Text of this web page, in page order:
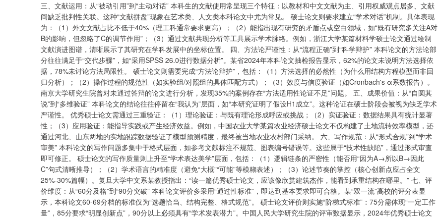
三、文献运用：从“被动引用”到“主动对话” 本科生的文献使用常呈现三个特征：以教材和中文文献为主、引用权威观点居多、文献
间缺乏批判性关联。这种“文献拼盘”现象在艺术类、人文类本科论文中尤为常见。 硕士论文则要求建立“学术对话”机制。具体表现
为：（1）外文文献占比不低于40%（理工科通常要求更高）；（2）能指出现有研究的矛盾点或空白领域，如“既有研究多关注A对
B的影响，但忽略了C的调节作用”；（3）通过文献共现分析等工具展示学术脉络。例如，浙江大学某篇材料学硕士论文通过绘制
文献演进图谱，清晰展示了其研究在学科发展中的坐标位置。 四、方法论严谨性：从“流程正确”到“科学辩护” 本科论文的方法论部
分往往满足于“交代步骤”，如“采用SPSS 26.0进行数据分析”。某省2024年本科论文抽检报告显示，62%的论文未说明方法选择依
据，78%未讨论方法局限性。 硕士论文则需要完成“方法论辩护”，包括：（1）方法选择的必然性（为什么用结构方程模型而非回
归分析）；（2）操作过程的规范性（如实验组/对照组的具体匹配方式）；（3）效度与信度验证（如Cronbach's α系数报告）。
南京大学研究生院曾对未通过答辩的论文进行分析，发现35%的案例存在“方法适用性论证不足”问题。 五、成果价值：从“自圆其
说”到“多维验证” 本科论文的结论往往停留在“我认为”层面，如“本研究证明了假设H1成立”。这种论证在硕士阶段会被视为缺乏学术
严谨性。 优秀硕士论文需通过三重验证：（1）理论验证：与既有理论形成呼应或挑战；（2）实证验证：数据结果具有统计显著
性；（3）应用验证：能指导实践或产生经济效益。例如，中国农业大学某篇农业经济硕士论文不仅构建了土地流转效率模型，还
通过河北、山东两地的实地跟踪数据验证了模型预测精度，最终被当地农业农村部门采纳。 六、写作规范：从“形式合规”到“学术
审美” 本科论文的写作问题多集中于格式层面，如参考文献标注不规范、图表编号错误等。这些属于“技术性缺陷”，通过形式审查
即可修正。 硕士论文的写作质量则上升至“学术表达美学”层面，包括：（1）逻辑链条的严密性（能否用“因为A→所以B→因此
C”句式清晰推导）；（2）学术语言的精准度（避免“大概”“可能”等模糊表述）；（3）论述节奏的掌控（核心创新点应占全文
25%-30%篇幅）。复旦大学中文系某教授指出：“读一篇优秀硕士论文，应该像欣赏建筑杰作，能看到承重结构在哪里。” 七、评
价维度：从“60分及格”到“90分突破” 本科论文评价多采用“通过性标准”，即达到基本要求即可合格。某“双一流”高校的评分表显
示，本科论文60-69分档的标准仅为“选题恰当、结构完整、格式规范”。 硕士论文评价则实施“阶梯式标准”：75分需体现“一定工作
量”，85分要求“明显创新点”，90分以上必须具有“学术发表潜力”。中国人民大学研究生院的评审数据显示，2024年优秀硕士论文